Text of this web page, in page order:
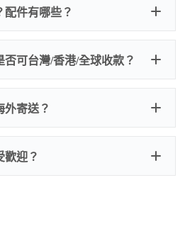
人為事故我們只收更換配件
完好無瑕、貼合緊密。
款式進行上弦與功能測試。
配件有哪些？
通盒子，如果需要原裝盒子可
原裝盒子附屬配件：原裝盒
拆錶帶工具。
要加錢購買，價格也不貴。
可台灣/香港/全球收款？
易方式
外寄送？
歡迎？